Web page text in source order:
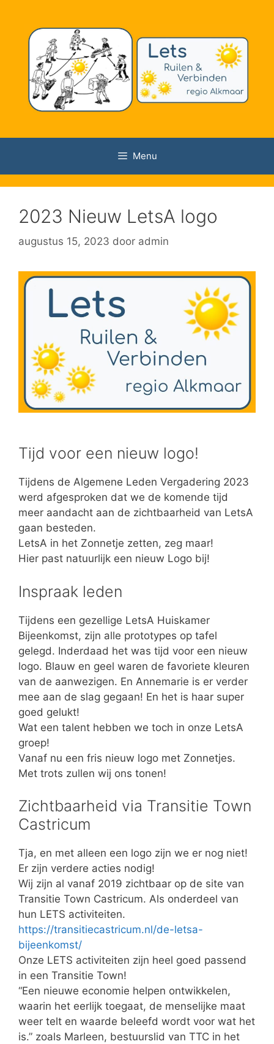
Menu
2023 Nieuw LetsA logo
augustus 15, 2023 door admin
Tijd voor een nieuw logo!
Tijdens de Algemene Leden Vergadering 2023
werd afgesproken dat we de komende tijd
meer aandacht aan de zichtbaarheid van LetsA
gaan besteden.
LetsA in het Zonnetje zetten, zeg maar!
Hier past natuurlijk een nieuw Logo bij!
Inspraak leden
Tijdens een gezellige LetsA Huiskamer
Bijeenkomst, zijn alle prototypes op tafel
gelegd. Inderdaad het was tijd voor een nieuw
logo. Blauw en geel waren de favoriete kleuren
van de aanwezigen. En Annemarie is er verder
mee aan de slag gegaan! En het is haar super
goed gelukt!
Wat een talent hebben we toch in onze LetsA
groep!
Vanaf nu een fris nieuw logo met Zonnetjes.
Met trots zullen wij ons tonen!
Zichtbaarheid via Transitie Town
Castricum
Tja, en met alleen een logo zijn we er nog niet!
Er zijn verdere acties nodig!
Wij zijn al vanaf 2019 zichtbaar op de site van
Transitie Town Castricum. Als onderdeel van
hun LETS activiteiten.
https://transitiecastricum.nl/de-letsa-
bijeenkomst/
Onze LETS activiteiten zijn heel goed passend
in een Transitie Town!
“Een nieuwe economie helpen ontwikkelen,
waarin het eerlijk toegaat, de menselijke maat
weer telt en waarde beleefd wordt voor wat het
is.” zoals Marleen, bestuurslid van TTC in het